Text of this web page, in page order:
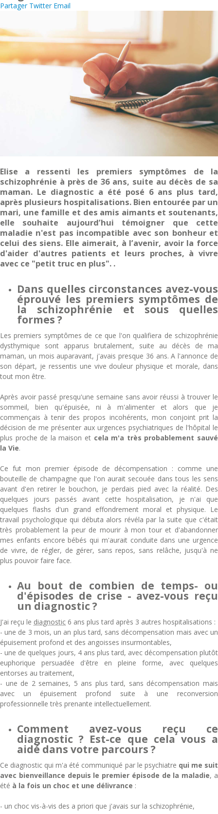
Partager Twitter Email
Elise a ressenti les premiers symptômes de la
schizophrénie à près de 36 ans, suite au décès de sa
maman. Le diagnostic a été posé 6 ans plus tard,
après plusieurs hospitalisations. Bien entourée par un
mari, une famille et des amis aimants et soutenants,
elle souhaite aujourd’hui témoigner que cette
maladie n'est pas incompatible avec son bonheur et
celui des siens. Elle aimerait, à l’avenir, avoir la force
d'aider d'autres patients et leurs proches, à vivre
avec ce "petit truc en plus". .
Dans quelles circonstances avez-vous
éprouvé les premiers symptômes de
la schizophrénie et sous quelles
formes ?
Les premiers symptômes de ce que l'on qualifiera de schizophrénie
dysthymique sont apparus brutalement, suite au décès de ma
maman, un mois auparavant, j'avais presque 36 ans. A l'annonce de
son départ, je ressentis une vive douleur physique et morale, dans
tout mon être.
Après avoir passé presqu'une semaine sans avoir réussi à trouver le
sommeil, bien qu'épuisée, ni à m'alimenter et alors que je
commençais à tenir des propos incohérents, mon conjoint prit la
décision de me présenter aux urgences psychiatriques de l'hôpital le
plus proche de la maison et cela m'a très probablement sauvé
la Vie.
Ce fut mon premier épisode de décompensation : comme une
bouteille de champagne que l'on aurait secouée dans tous les sens
avant d'en retirer le bouchon, je perdais pied avec la réalité. Des
quelques jours passés avant cette hospitalisation, je n'ai que
quelques flashs d'un grand effondrement moral et physique. Le
travail psychologique qui débuta alors révéla par la suite que c'était
très probablement la peur de mourir à mon tour et d'abandonner
mes enfants encore bébés qui m'aurait conduite dans une urgence
de vivre, de régler, de gérer, sans repos, sans relâche, jusqu'à ne
plus pouvoir faire face.
Au bout de combien de temps- ou
d'épisodes de crise - avez-vous reçu
un diagnostic ?
J'ai reçu le diagnostic 6 ans plus tard après 3 autres hospitalisations :
- une de 3 mois, un an plus tard, sans décompensation mais avec un
épuisement profond et des angoisses insurmontables,
- une de quelques jours, 4 ans plus tard, avec décompensation plutôt
euphorique persuadée d'être en pleine forme, avec quelques
entorses au traitement,
- une de 2 semaines, 5 ans plus tard, sans décompensation mais
avec un épuisement profond suite à une reconversion
professionnelle très prenante intellectuellement.
Comment avez-vous reçu ce
diagnostic ? Est-ce que cela vous a
aidé dans votre parcours ?
Ce diagnostic qui m'a été communiqué par le psychiatre qui me suit
avec bienveillance depuis le premier épisode de la maladie, a
été à la fois un choc et une délivrance :
- un choc vis-à-vis des a priori que j'avais sur la schizophrénie,